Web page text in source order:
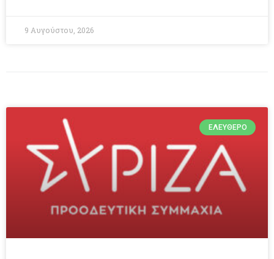
9 Αυγούστου, 2026
ΕΛΕΎΘΕΡΟ